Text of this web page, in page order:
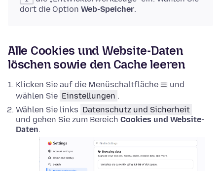
dort die Option Web-Speicher.
Alle Cookies und Website-Daten
löschen sowie den Cache leeren
Klicken Sie auf die Menüschaltfläche
und
wählen Sie Einstellungen .
Wählen Sie links Datenschutz und Sicherheit
und gehen Sie zum Bereich Cookies und Website-
Daten.